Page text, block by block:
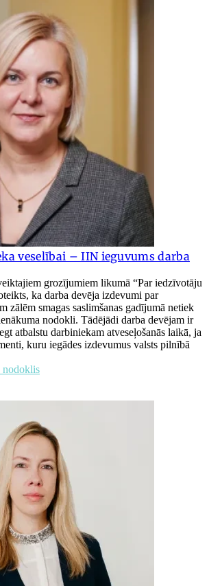
veselībai – IIN ieguvums darba
grozījumiem likumā “Par iedzīvotāju
ka darba devēja izdevumi par
zālēm smagas saslimšanas gadījumā netiek
nodokli. Tādējādi darba devējam ir
atbalstu darbiniekam atveseļošanās laikā, ja
kuru iegādes izdevumus valsts pilnībā
nodoklis